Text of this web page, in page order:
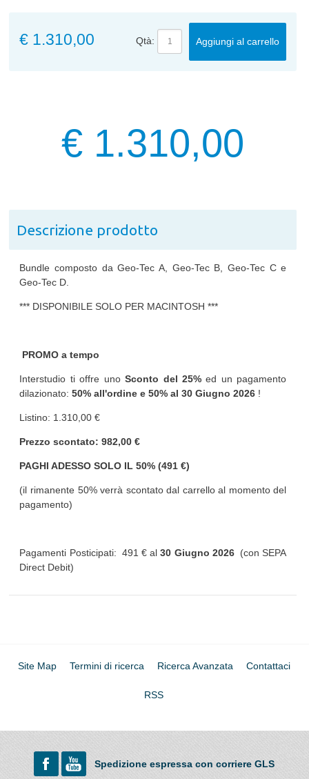
€ 1.310,00 Qtà: Aggiungi al carrello
€ 1.310,00
Descrizione prodotto
Bundle composto da Geo-Tec A, Geo-Tec B, Geo-Tec C e
Geo-Tec D.
*** DISPONIBILE SOLO PER MACINTOSH ***
PROMO a tempo
Interstudio ti offre unoSconto del 25% ed un pagamento
dilazionato:50% all'ordine e 50% al30 Giugno 2026 !
Listino: 1.310,00 €
Prezzo scontato: 982,00 €
PAGHI ADESSO SOLO IL 50% (491 €)
(il rimanente 50% verrà scontato dal carrello al momento del
pagamento)
Pagamenti Posticipati: 491 € al30 Giugno 2026(con SEPA
Direct Debit)
Site Map Termini di ricerca Ricerca Avanzata Contattaci
RSS
Spedizione espressa con corriere GLS